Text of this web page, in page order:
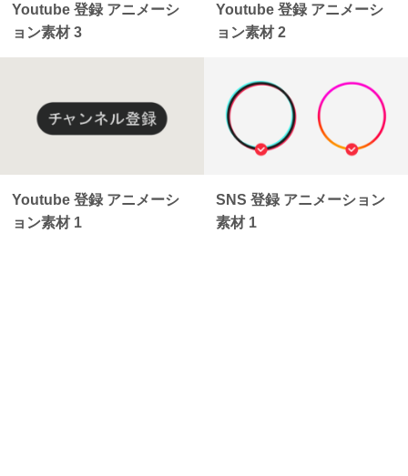
Youtube 登録 アニメーシ
ョン素材 3
Youtube 登録 アニメーシ
ョン素材 2
Youtube 登録 アニメーシ
ョン素材 1
SNS 登録 アニメーション
素材 1